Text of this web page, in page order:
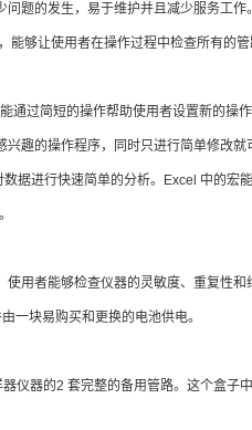
题的发生，易于维护并且减少服务工
够让使用者在操作过程中检查所有的管
通过简短的操作帮助使用者设置新的操
趣的操作程序，同时只进行简单修改
据进行快速简单的分析。Excel 中的宏
用者能够检查仪器的灵敏度、重复性
一块易购买和更换的电池供电。
仪器的2 套完整的备用管路。这个盒子